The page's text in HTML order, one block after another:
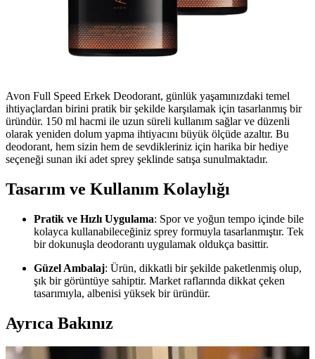
Avon Full Speed Erkek Deodorant, günlük yaşamınızdaki temel
ihtiyaçlardan birini pratik bir şekilde karşılamak için tasarlanmış bir
üründür. 150 ml hacmi ile uzun süreli kullanım sağlar ve düzenli
olarak yeniden dolum yapma ihtiyacını büyük ölçüde azaltır. Bu
deodorant, hem sizin hem de sevdikleriniz için harika bir hediye
seçeneği sunan iki adet sprey şeklinde satışa sunulmaktadır.
Tasarım ve Kullanım Kolaylığı
Pratik ve Hızlı Uygulama: Spor ve yoğun tempo içinde bile
kolayca kullanabileceğiniz sprey formuyla tasarlanmıştır. Tek
bir dokunuşla deodorantı uygulamak oldukça basittir.
Güzel Ambalaj: Ürün, dikkatli bir şekilde paketlenmiş olup,
şık bir görüntüye sahiptir. Market raflarında dikkat çeken
tasarımıyla, albenisi yüksek bir üründür.
Ayrıca Bakınız